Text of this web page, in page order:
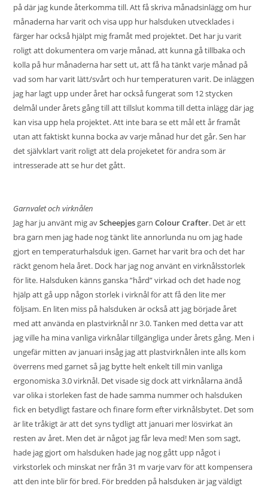
på där jag kunde återkomma till. Att få skriva månadsinlägg om hur
månaderna har varit och visa upp hur halsduken utvecklades i
färger har också hjälpt mig framåt med projektet. Det har ju varit
roligt att dokumentera om varje månad, att kunna gå tillbaka och
kolla på hur månaderna har sett ut, att få ha tänkt varje månad på
vad som har varit lätt/svårt och hur temperaturen varit. De inläggen
jag har lagt upp under året har också fungerat som 12 stycken
delmål under årets gång till att tillslut komma till detta inlägg där jag
kan visa upp hela projektet. Att inte bara se ett mål ett år framåt
utan att faktiskt kunna bocka av varje månad hur det går. Sen har
det självklart varit roligt att dela projeketet för andra som är
intresserade att se hur det gått.
Garnvalet och virknålen
Jag har ju använt mig avScheepjes garnColour Crafter. Det är ett
bra garn men jag hade nog tänkt lite annorlunda nu om jag hade
gjort en temperaturhalsduk igen. Garnet har varit bra och det har
räckt genom hela året. Dock har jag nog använt en virknålsstorlek
för lite. Halsduken känns ganska ”hård” virkad och det hade nog
hjälp att gå upp någon storlek i virknål för att få den lite mer
följsam. En liten miss på halsduken är också att jag började året
med att använda en plastvirknål nr 3.0. Tanken med detta var att
jag ville ha mina vanliga virknålar tillgängliga under årets gång. Men i
ungefär mitten av januari insåg jag att plastvirknålen inte alls kom
överrens med garnet så jag bytte helt enkelt till min vanliga
ergonomiska 3.0 virknål. Det visade sig dock att virknålarna ändå
var olika i storleken fast de hade samma nummer och halsduken
fick en betydligt fastare och finare form efter virknålsbytet. Det som
är lite tråkigt är att det syns tydligt att januari mer lösvirkat än
resten av året. Men det är något jag får leva med! Men som sagt,
hade jag gjort om halsduken hade jag nog gått upp något i
virkstorlek och minskat ner från 31 m varje varv för att kompensera
att den inte blir för bred. För bredden på halsduken är jag väldigt